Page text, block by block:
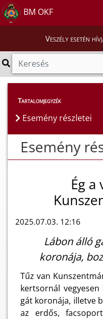
BM OKF
Veszély esetén
Esemény részletei
Tartalomjegyzék
Esemény részletei
Esemény
Ég a
2025.07.03. 12:16
Lábon álló
koronája,
Tűz van
kertsornál
gát koronája, illetve
az erdős,